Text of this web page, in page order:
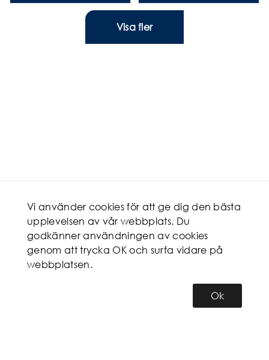
Visa fler
Vi använder cookies för att ge dig den bästa
upplevelsen av vår webbplats. Du
godkänner användningen av cookies
genom att trycka OK och surfa vidare på
webbplatsen.
Ok